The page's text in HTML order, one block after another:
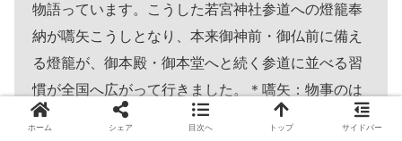
物語っています。こうした若宮神社参道への燈籠奉
納が嚆矢こうしとなり、本来御神前・御仏前に備え
る燈籠が、御本殿・御本堂へと続く参道に並べる習
慣が全国へ広がって行きました。＊嚆矢：物事のは
じめ。やがて燈籠奉納は春日境内全域に及び、今日
ホーム シェア 目次へ トップ サイドバー